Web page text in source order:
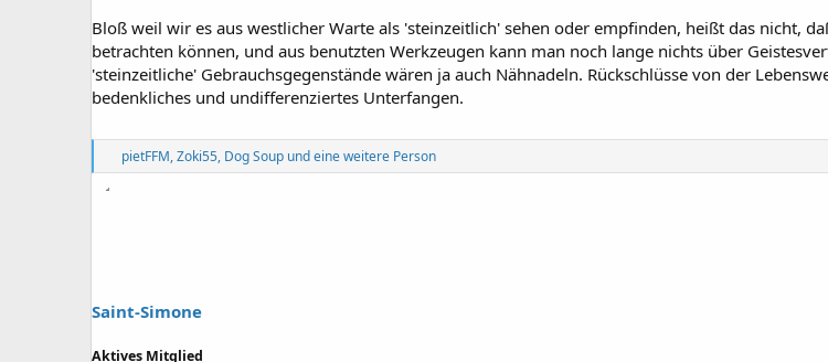
Bloß weil wir es aus westlicher Warte als 'steinzeitlich' sehen oder empfinden, heißt das nicht,
betrachten können, und aus benutzten Werkzeugen kann man noch lange nichts über
'steinzeitliche' Gebrauchsgegenstände wären ja auch Nähnadeln. Rückschlüsse von der
bedenkliches und undifferenziertes Unterfangen.
R
e
n
pietFFM,Zoki55, Dog Soup und eine weitere Person
Saint-Simone
Aktives Mitglied